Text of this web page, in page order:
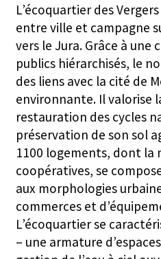
L’écoquartier des
entre ville et campagne
vers le Jura. Grâce à une
publics hiérarchisés, le
des liens avec la cité de
environnante. Il valorise
restauration des cycles
préservation de son sol
1100 logements, dont la
coopératives, se
aux morphologies
commerces et
L’écoquartier se
– une armature